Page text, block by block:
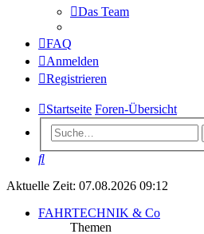
Das Team
FAQ
Anmelden
Registrieren
Startseite Foren-Übersicht
Suche
Aktuelle Zeit: 07.08.2026 09:12
FAHRTECHNIK & Co
Themen